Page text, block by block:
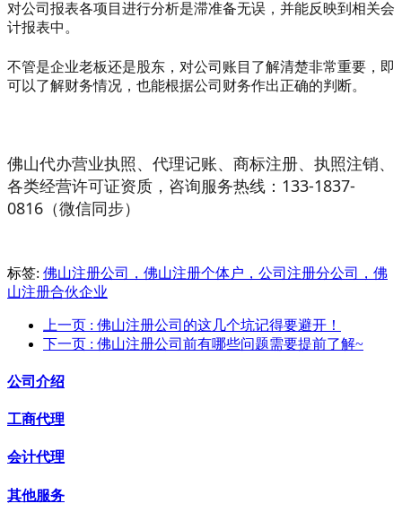
对公司报表各项目进行分析是滞准备无误，并能反映到相关会
计报表中。
不管是企业老板还是股东，对公司账目了解清楚非常重要，即
可以了解财务情况，也能根据公司财务作出正确的判断。
佛山代办营业执照、代理记账、商标注册、执照注销、
各类经营许可证资质，咨询服务热线：133-1837-
0816（微信同步）
标签: 佛山注册公司，佛山注册个体户，公司注册分公司，佛
山注册合伙企业
上一页 : 佛山注册公司的这几个坑记得要避开！
下一页 : 佛山注册公司前有哪些问题需要提前了解~
公司介绍
工商代理
会计代理
其他服务